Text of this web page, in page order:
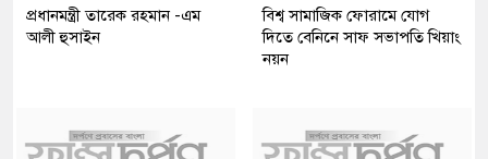
প্রধানমন্ত্রী তারেক রহমান -এম
আলী হুসাইন
বিশ্ব সামাজিক ফোরামে যোগ
দিতে বেনিনে সাফ সভাপতি খিয়াং
নয়ন